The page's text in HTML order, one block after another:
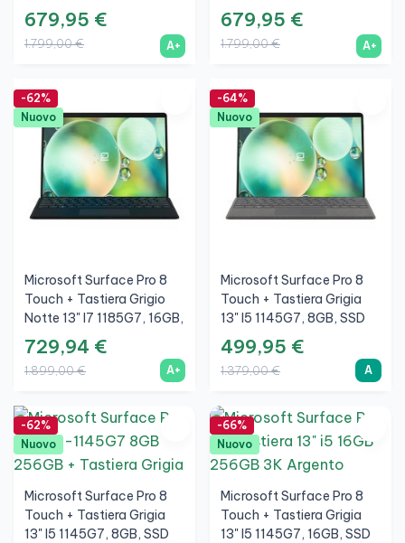
256GB, 3K, Argento, A+
030826
679,95 €
1.799,00 € A+
SSD 256GB, 3K, Argento,
A+
679,95 €
1.799,00 € A+
-62%
Nuovo
Microsoft Surface Pro 8
Touch + Tastiera Grigio
Notte 13" I7 1185G7, 16GB,
SSD 512GB, 3K, Grafite,
A+
729,94 €
1.899,00 € A+
-64%
Nuovo
Microsoft Surface Pro 8
Touch + Tastiera Grigia
13" I5 1145G7, 8GB, SSD
256GB, 3K, Grafite, A
499,95 €
1.379,00 € A
-62%
Nuovo
Microsoft Surface Pro 8
Touch + Tastiera Grigia
13" I5 1145G7, 8GB, SSD
-66%
Nuovo
Microsoft Surface Pro 8
Touch + Tastiera Grigia
13" I5 1145G7, 16GB, SSD